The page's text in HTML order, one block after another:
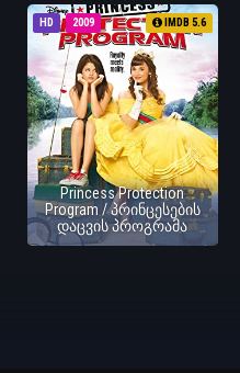
HD 2009 IMDB 5.6
Princess Protection
Program / პრინცესების
დაცვის პროგრამა